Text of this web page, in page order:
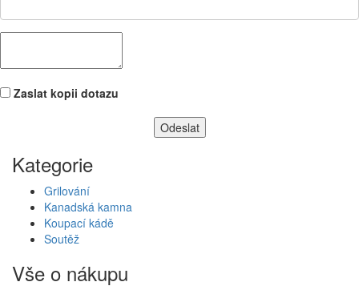
Zaslat kopii dotazu
Kategorie
Grilování
Kanadská kamna
Koupací kádě
Soutěž
Vše o nákupu